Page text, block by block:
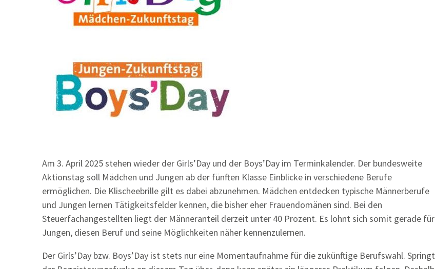
Am 3. April 2025 stehen wieder der Girls’Day und der Boys’Day im Terminkalender. Der bundesweite
Aktionstag soll Mädchen und Jungen ab der fünften Klasse Einblicke in verschiedene Berufe
ermöglichen. Die Klischeebrille gilt es dabei abzunehmen. Mädchen entdecken typische Männerberufe
und Jungen lernen Tätigkeitsfelder kennen, die bisher eher Frauendomänen sind. Bei den
Steuerfachangestellten liegt der Männeranteil derzeit unter 40 Prozent. Es lohnt sich somit gerade für
Jungen, diesen Beruf und seine Möglichkeiten näher kennenzulernen.
Der Girls’Day bzw. Boys’Day ist stets nur eine Momentaufnahme für die zukünftige Berufswahl. Springt